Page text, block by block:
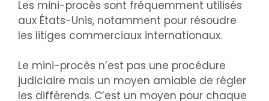
Les mini-procès sont fréquemment utilisés
aux États-Unis, notamment pour résoudre
les litiges commerciaux internationaux.
Le mini-procès n’est pas une procédure
judiciaire mais un moyen amiable de régler
les différends. C’est un moyen pour chaque